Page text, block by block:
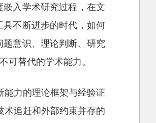
入学术研究过程，在文
不断进步的时代，如何
意识、理论判断、研究
可替代的学术能力。
能力的理论框架与经验证
术追赶和外部约束并存的